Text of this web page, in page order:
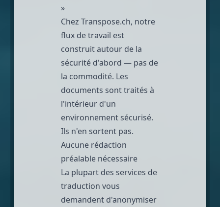
»
Chez Transpose.ch, notre
flux de travail est
construit autour de la
sécurité d'abord — pas de
la commodité. Les
documents sont traités à
l'intérieur d'un
environnement sécurisé.
Ils n'en sortent pas.
Aucune rédaction
préalable nécessaire
La plupart des services de
traduction vous
demandent d'anonymiser